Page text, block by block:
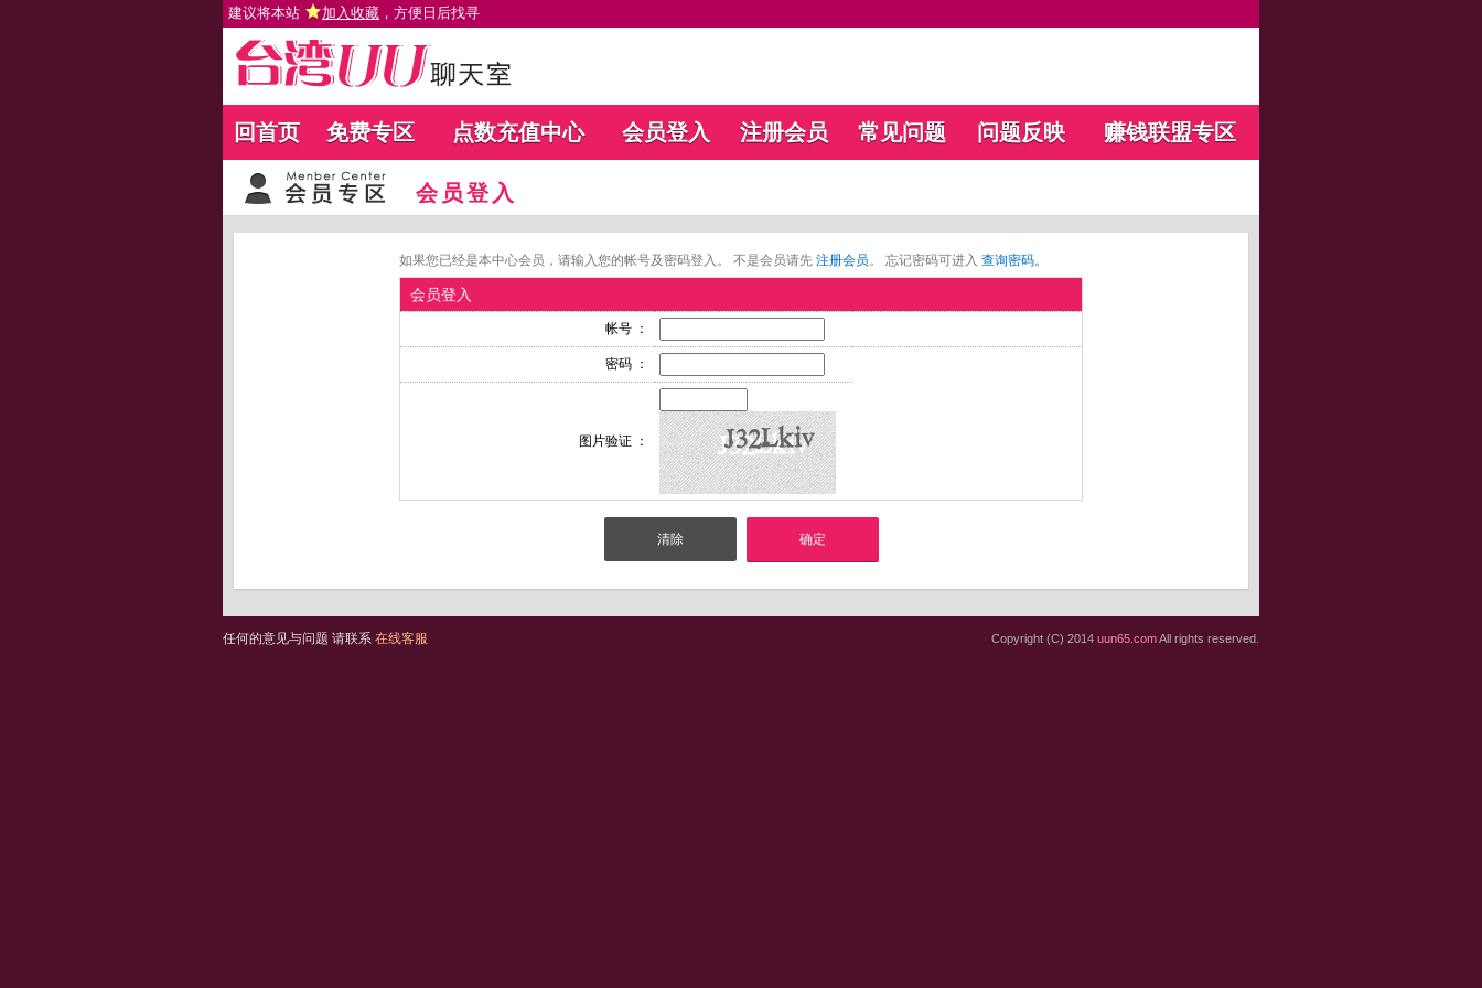
建议将本站 加入收藏 ，方便日后找寻
回首页 免费专区 点数充值中心 会员登入 注册会员 常见问题 问题反映 赚钱联盟专区
会员登入
如果您已经是本中心会员，请输入您的帐号及密码登入。 不是会员请先 注册会员。 忘记密码可进入 查询密码。
会员登入
帐号 ：
密码 ：
图片验证 ：
任何的意见与问题 请联系 在线客服 Copyright (C) 2014 uun65.comAll rights reserved.